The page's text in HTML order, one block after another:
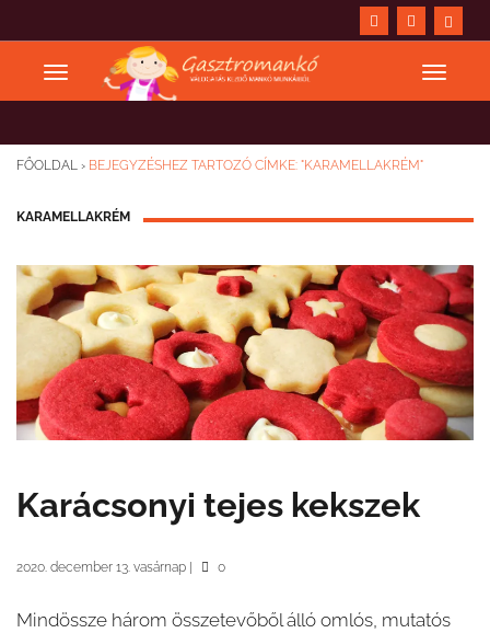
FŐOLDAL › BEJEGYZÉSHEZ TARTOZÓ CÍMKE: "KARAMELLAKRÉM"
KARAMELLAKRÉM
Karácsonyi tejes kekszek
2020. december 13. vasárnap 0
Mindössze három összetevőből álló omlós, mutatós